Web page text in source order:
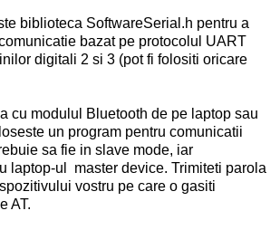
biblioteca SoftwareSerial.h pentru a
bazat pe protocolul UART
digitali 2 si 3 (pot fi folositi oricare
cu modulul Bluetooth de pe laptop sau
un program pentru comunicatii
sa fie in slave mode, iar
laptop-ul
master device. Trimiteti parola
vostru pe care o gasiti
AT.